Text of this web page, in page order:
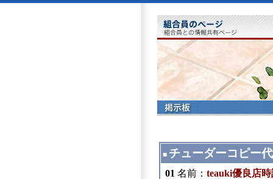
■ チューダーコピー
01 名前： teauki優良店